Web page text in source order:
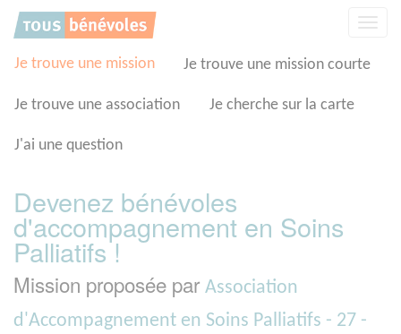
Je trouve une mission Je trouve une mission courte
Je trouve une association Je cherche sur la carte
J'ai une question
Devenez bénévoles
d'accompagnement en Soins
Palliatifs !
Mission proposée par Association
d'Accompagnement en Soins Palliatifs - 27 -
Panneau de gestion des cookies